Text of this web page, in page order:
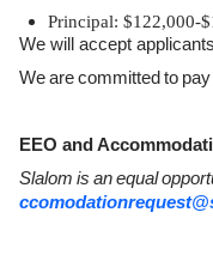
Principal: $122,000-
We will accept
Wearecommitted to pay
EEO and
Slalom is anequal